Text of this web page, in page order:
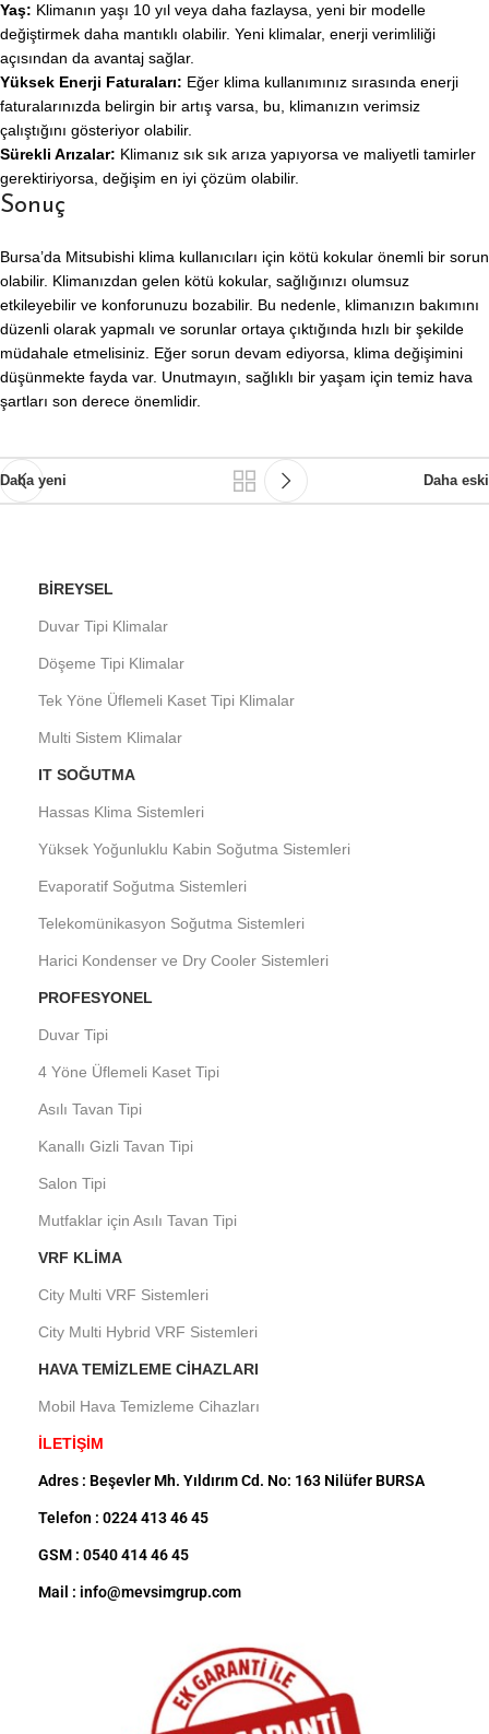
Yaş: Klimanın yaşı 10 yıl veya daha fazlaysa, yeni bir modelle
değiştirmek daha mantıklı olabilir. Yeni klimalar, enerji verimliliği
açısından da avantaj sağlar.
Yüksek Enerji Faturaları: Eğer klima kullanımınız sırasında enerji
faturalarınızda belirgin bir artış varsa, bu, klimanızın verimsiz
çalıştığını gösteriyor olabilir.
Sürekli Arızalar: Klimanız sık sık arıza yapıyorsa ve maliyetli tamirler
gerektiriyorsa, değişim en iyi çözüm olabilir.
Sonuç
Bursa’da Mitsubishi klima kullanıcıları için kötü kokular önemli bir sorun
olabilir. Klimanızdan gelen kötü kokular, sağlığınızı olumsuz
etkileyebilir ve konforunuzu bozabilir. Bu nedenle, klimanızın bakımını
düzenli olarak yapmalı ve sorunlar ortaya çıktığında hızlı bir şekilde
müdahale etmelisiniz. Eğer sorun devam ediyorsa, klima değişimini
düşünmekte fayda var. Unutmayın, sağlıklı bir yaşam için temiz hava
şartları son derece önemlidir.
Daha yeni Daha eski
BIREYSEL
Duvar Tipi Klimalar
Döşeme Tipi Klimalar
Tek Yöne Üflemeli Kaset Tipi Klimalar
Multi Sistem Klimalar
IT SOĞUTMA
Hassas Klima Sistemleri
Yüksek Yoğunluklu Kabin Soğutma Sistemleri
Evaporatif Soğutma Sistemleri
Telekomünikasyon Soğutma Sistemleri
Harici Kondenser ve Dry Cooler Sistemleri
PROFESYONEL
Duvar Tipi
4 Yöne Üflemeli Kaset Tipi
Asılı Tavan Tipi
Kanallı Gizli Tavan Tipi
Salon Tipi
Mutfaklar için Asılı Tavan Tipi
VRF KLIMA
City Multi VRF Sistemleri
City Multi Hybrid VRF Sistemleri
HAVA TEMIZLEME CIHAZLARI
Mobil Hava Temizleme Cihazları
İLETİŞİM
Adres : Beşevler Mh. Yıldırım Cd. No: 163 Nilüfer BURSA
Telefon : 0224 413 46 45
GSM : 0540 414 46 45
Mail : info@mevsimgrup.com